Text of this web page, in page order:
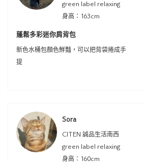
green label relaxing
身高：163cm
蓬鬆多彩迷你肩背包
新色水桶包顏色鮮豔，可以把背袋捲成手
提
Sora
CITEN 誠品生活南西
green label relaxing
身高：160cm